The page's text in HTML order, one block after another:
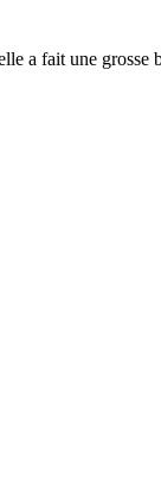
a fait une grosse